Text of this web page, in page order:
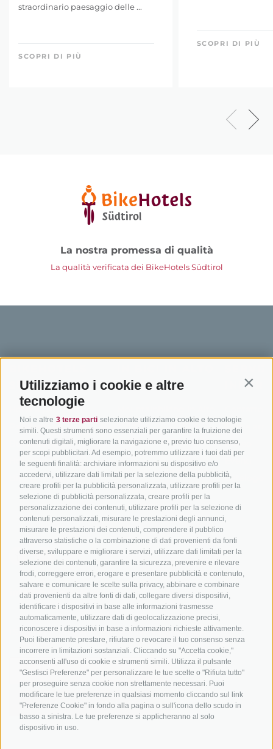
Utilizziamo i cookie e altre
tecnologie
Noi e altre 3 terze parti selezionate utilizziamo cookie e tecnologie
simili. Questi strumenti sono essenziali per garantire la fruizione dei
contenuti digitali, migliorare la navigazione e, previo tuo consenso,
per scopi pubblicitari. Ad esempio, potremmo utilizzare i tuoi dati per
le seguenti finalità: archiviare informazioni su dispositivo e/o
accedervi, utilizzare dati limitati per la selezione della pubblicità,
creare profili per la pubblicità personalizzata, utilizzare profili per la
selezione di pubblicità personalizzata, creare profili per la
personalizzazione dei contenuti, utilizzare profili per la selezione di
contenuti personalizzati, misurare le prestazioni degli annunci,
misurare le prestazioni dei contenuti, comprendere il pubblico
attraverso statistiche o la combinazione di dati provenienti da fonti
diverse, sviluppare e migliorare i servizi, utilizzare dati limitati per la
selezione dei contenuti, garantire la sicurezza, prevenire e rilevare
frodi, correggere errori, erogare e presentare pubblicità e contenuto,
salvare e comunicare le scelte sulla privacy, abbinare e combinare
dati provenienti da altre fonti di dati, collegare diversi dispositivi,
identificare i dispositivi in base alle informazioni trasmesse
automaticamente, utilizzare dati di geolocalizzazione precisi,
riconoscere i dispositivi in base a informazioni richieste attivamente.
Puoi liberamente prestare, rifiutare o revocare il tuo consenso senza
incorrere in limitazioni sostanziali. Cliccando su "Accetta cookie,"
acconsenti all'uso di cookie e strumenti simili. Utilizza il pulsante
"Gestisci Preferenze" per personalizzare le tue scelte o "Rifiuta tutto"
per proseguire senza cookie non strettamente necessari. Puoi
modificare le tue preferenze in qualsiasi momento cliccando sul link
"Preferenze Cookie" in fondo alla pagina o sull'icona dello scudo in
basso a sinistra. Le tue preferenze si applicheranno al solo
dispositivo in uso.
straordinario paesaggio delle ...
SCOPRI DI PIÙ
SCOPRI DI PIÙ
La nostra promessa di qualità
La qualità verificata dei BikeHotels Südtirol
SÜDTIROL
Hotel & pacchetti
Pacchetti vacanze
Buoni vacanza
Hot Deals
Bike & Work
ADIGE
Adige
In bici da corsa in Alto
Adige
Ciclabili in Alto Adige
Scuole bike
Tutti i tour
Come
Meteo
Catalogo
info@bikehotels.it
ISCRIVITI ALLA NOSTRA NEWSLETTER
ISCRIVITI ADESSO